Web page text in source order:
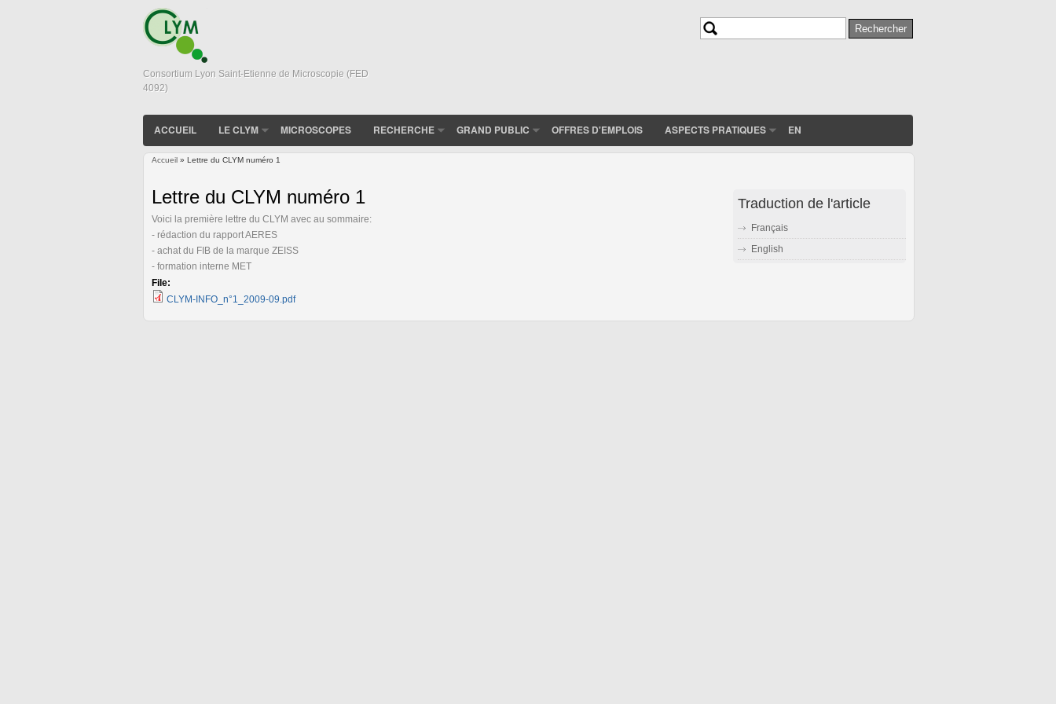
Consortium Lyon Saint-Etienne de Microscopie (FED
4092)
Rechercher
ACCUEIL LE CLYM MICROSCOPES RECHERCHE GRAND PUBLIC OFFRES D'EMPLOIS ASPECTS PRATIQUES EN
Accueil » Lettre du CLYM numéro 1
Lettre du CLYM numéro 1
Voici la première lettre du CLYM avec au sommaire:
- rédaction du rapport AERES
- achat du FIB de la marque ZEISS
- formation interne MET
File:
CLYM-INFO_n°1_2009-09.pdf
Traduction de l'article
Français
English